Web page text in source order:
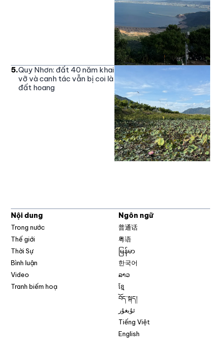
5.Quy Nhơn: đất 40 năm khai
vỡ và canh tác vẫn bị coi là
đất hoang
Nội dung
Trong nước
Thế giới
Thời Sự
Bình luận
Video
Tranh biếm hoạ
Ngôn ngữ
普通话
粤语
မြန်မာ
한국어
ລາວ
ខ្មែ
བོད་སྐད།
ئۇيغۇر
Tiếng Việt
English